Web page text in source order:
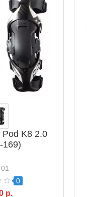
Pod K8 2.0
169)
0
р.